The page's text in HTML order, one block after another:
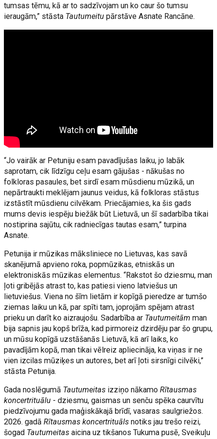
tumsas tēmu, kā ar to sadzīvojam un ko caur šo tumsu
ieraugām,” stāsta Tautumeitu pārstāve Asnate Rancāne.
“Jo vairāk ar Petuniju esam pavadījušas laiku, jo labāk
saprotam, cik līdzīgu ceļu esam gājušas - nākušas no
folkloras pasaules, bet sirdī esam mūsdienu mūzikā, un
nepārtraukti meklējam jaunus veidus, kā folkloras stāstus
izstāstīt mūsdienu cilvēkam. Priecājamies, ka šis gads
mums devis iespēju biežāk būt Lietuvā, un šī sadarbība tikai
nostiprina sajūtu, cik radniecīgas tautas esam,” turpina
Asnate.
Petunija ir mūzikas māksliniece no Lietuvas, kas savā
skanējumā apvieno roka, popmūzikas, etniskās un
elektroniskās mūzikas elementus. “Rakstot šo dziesmu, man
ļoti gribējās atrast to, kas patiesi vieno latviešus un
lietuviešus. Viena no šīm lietām ir kopīgā pieredze ar tumšo
ziemas laiku un kā, par spīti tam, joprojām spējam atrast
prieku un darīt ko aizraujošu. Sadarbība ar Tautumeitām man
bija sapnis jau kopš brīža, kad pirmoreiz dzirdēju par šo grupu,
un mūsu kopīgā uzstāšanās Lietuvā, kā arī laiks, ko
pavadījām kopā, man tikai vēlreiz apliecināja, ka viņas ir ne
vien izcilas mūziķes un autores, bet arī ļoti sirsnīgi cilvēki,”
stāsta Petunija.
Gada noslēgumā Tautumeitas izziņo nākamoRītausmas
koncertrituālu - dziesmu, gaismas un senču spēka caurvītu
piedzīvojumu gada maģiskākajā brīdī, vasaras saulgriežos.
2026. gadāRītausmas koncertrituāls notiks jau trešo reizi,
šogad Tautumeitasaicina uz tikšanos Tukuma pusē, Sveikuļu